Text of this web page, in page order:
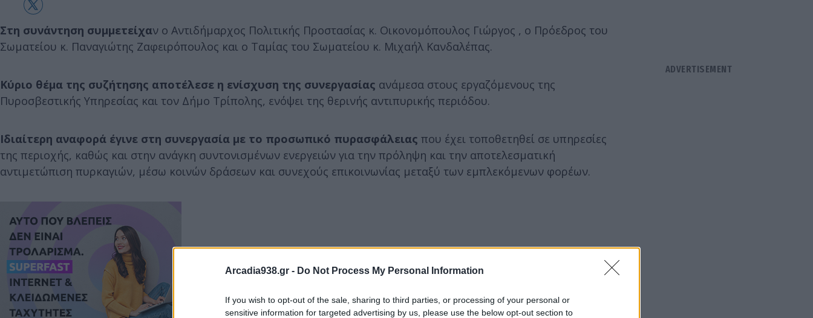
Arcadia938.gr - Do Not Process My Personal Information
If you wish to opt-out of the sale, sharing to third parties, or processing of your personal or
sensitive information for targeted advertising by us, please use the below opt-out section to
Στη συνάντηση συμμετείχαν ο Αντιδήμαρχος Πολιτικής Προστασίας κ. Οικονομόπουλος Γιώργος , ο Πρόεδρος του
Σωματείου κ. Παναγιώτης Ζαφειρόπουλος και ο Ταμίας του Σωματείου κ. Μιχαήλ Κανδαλέπας.
Κύριο θέμα της συζήτησης αποτέλεσε η ενίσχυση της συνεργασίας ανάμεσα στους εργαζόμενους της
Πυροσβεστικής Υπηρεσίας και τον Δήμο Τρίπολης, ενόψει της θερινής αντιπυρικής περιόδου.
Ιδιαίτερη αναφορά έγινε στη συνεργασία με το προσωπικό πυρασφάλειας που έχει τοποθετηθεί σε υπηρεσίες
της περιοχής, καθώς και στην ανάγκη συντονισμένων ενεργειών για την πρόληψη και την αποτελεσματική
αντιμετώπιση πυρκαγιών, μέσω κοινών δράσεων και συνεχούς επικοινωνίας μεταξύ των εμπλεκόμενων φορέων.